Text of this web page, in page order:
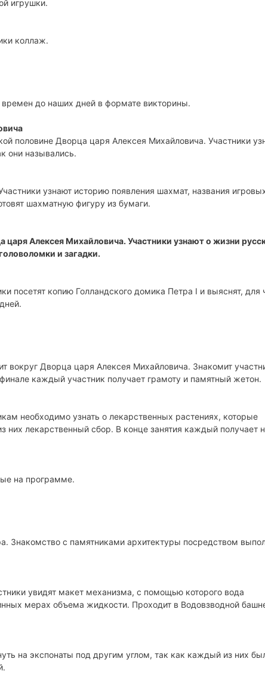
игрушки.
коллаж.
до наших дней в формате викторины.
половине Дворца царя Алексея Михайловича. Участники
они назывались.
узнают историю появления шахмат, названия
шахматную фигуру из бумаги.
Алексея Михайловича. Участники узнают о жизни
и загадки.
посетят копию Голландского домика Петра I и выяснят, для
вокруг Дворца царя Алексея Михайловича. Знакомит
каждый участник получает грамоту и памятный жетон.
необходимо узнать о лекарственных растениях, которые
них лекарственный сбор. В конце занятия каждый получает
на программе.
Знакомство с памятниками архитектуры посредством
увидят макет механизма, с помощью которого вода
мерах объема жидкости. Проходит в Водовзводной
на экспонаты под другим углом, так как каждый из них